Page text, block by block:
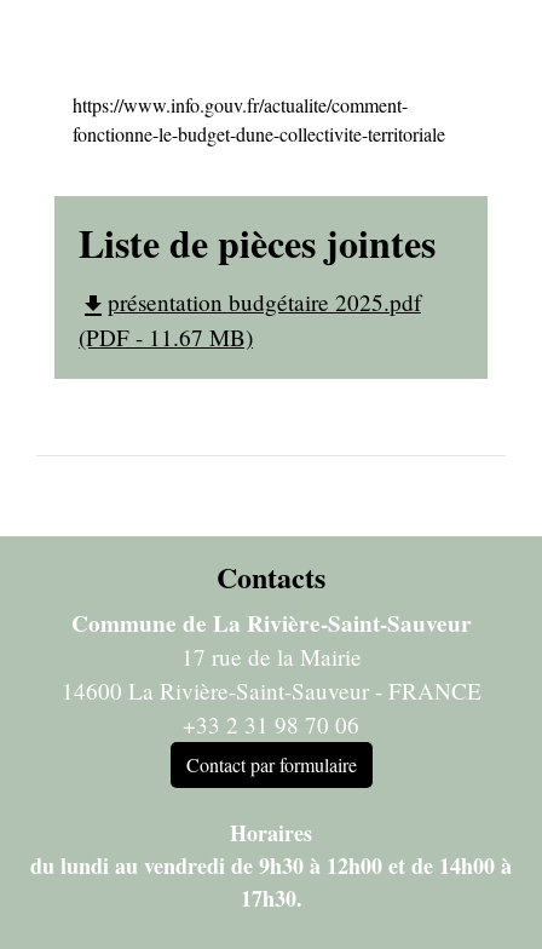
https://www.info.gouv.fr/actualite/comment-
fonctionne-le-budget-dune-collectivite-territoriale
Liste de pièces jointes
file_download présentation budgétaire 2025.pdf
(PDF - 11.67 MB)
Contacts
Commune de La Rivière-Saint-Sauveur
17 rue de la Mairie
14600 La Rivière-Saint-Sauveur - FRANCE
+33 2 31 98 70 06
Contact par formulaire
Horaires
du lundi au vendredi de 9h30 à 12h00 et de 14h00 à
17h30.